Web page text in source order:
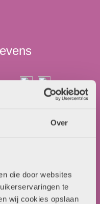
Over
die door websites
te
wij cookies opslaan